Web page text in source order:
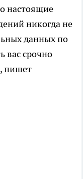
настоящие
никогда не
данных по
вас срочно
пишет